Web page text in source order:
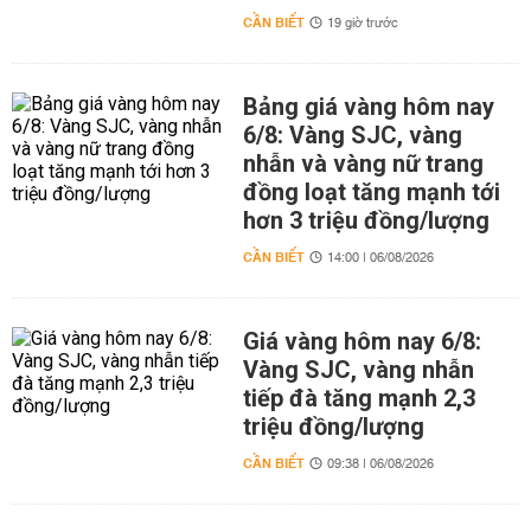
CẦN BIẾT 19 giờ trước
Bảng giá vàng hôm nay
6/8: Vàng SJC, vàng
nhẫn và vàng nữ trang
đồng loạt tăng mạnh tới
hơn 3 triệu đồng/lượng
CẦN BIẾT 14:00 | 06/08/2026
Giá vàng hôm nay 6/8:
Vàng SJC, vàng nhẫn
tiếp đà tăng mạnh 2,3
triệu đồng/lượng
CẦN BIẾT 09:38 | 06/08/2026